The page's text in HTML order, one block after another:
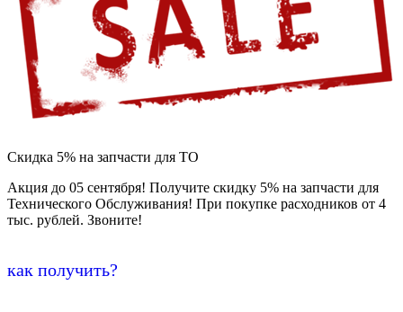
Скидка 5% на запчасти для ТО
Акция до 05 сентября! Получите скидку 5% на запчасти для
Технического Обслуживания! При покупке расходников от 4
тыс. рублей. Звоните!
как получить?